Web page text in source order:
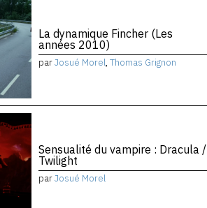
La dynamique Fincher (Les
années 2010)
parJosué Morel, Thomas Grignon
Sensualité du vampire : Dracula /
Twilight
parJosué Morel